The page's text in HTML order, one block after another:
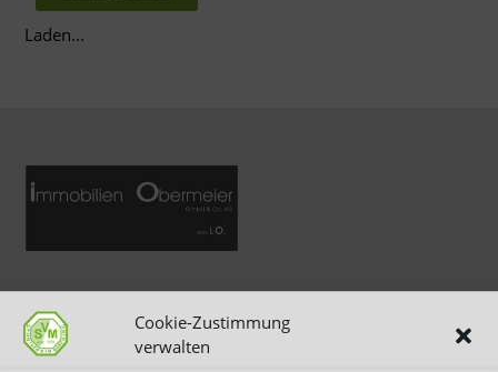
Cookie-Zustimmung
verwalten
Laden...